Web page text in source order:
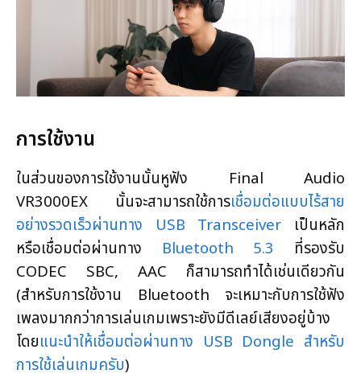
การใช้งาน
ในส่วนของการใช้งานนั้นหูฟัง Final Audio
VR3000EX นั้นจะสามารถใช้การเชื่อมต่อแบบไร้สาย
อย่างรวดเร็วผ่านทาง USB Transceiver เป็นหลัก
หรือเชื่อมต่อผ่านทาง Bluetooth 5.3 ที่รองรับ
CODEC SBC, AAC ก็สามารถทำได้เช่นเดียวกัน
(สำหรับการใช้งาน Bluetooth จะเหมาะกับการใช้ฟัง
เพลงมากกว่าการเล่นเกมเพราะยังมีดีเลย์เสียงอยู่บ้าง
โดยแนะนำให้เชื่อมต่อผ่านทาง USB Dongle สำหรับ
การใช้เล่นเกมครับ)